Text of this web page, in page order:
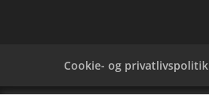
Cookie- og privatlivspolitik